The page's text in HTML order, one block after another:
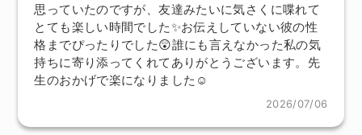
思っていたのですが、友達みたいに気さくに喋れて
とても楽しい時間でした✨️お伝えしていない彼の性
格までぴったりでした😲誰にも言えなかった私の気
持ちに寄り添ってくれてありがとうございます。先
生のおかげで楽になりました☺️
2026/07/06